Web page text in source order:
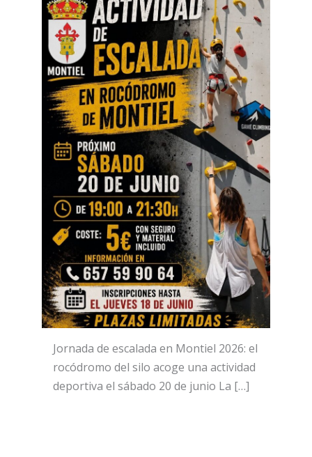
Jornada de escalada en Montiel 2026: el
rocódromo del silo acoge una actividad
deportiva el sábado 20 de junio La […]